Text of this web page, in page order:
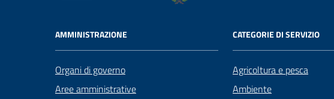
AMMINISTRAZIONE
Organi di governo
Aree amministrative
CATEGORIE DI SERVIZIO
Agricoltura e pesca
Ambiente